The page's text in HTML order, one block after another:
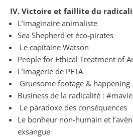
IV. Victoire et faillite du
L’imaginaire animaliste
Sea Shepherd et éco-pirates
Le capitaine Watson
People for Ethical Treatment of
L’imagerie de PETA
Gruesome footage & happening
Business de la radicalité :
Le paradoxe des conséquences
Le bonheur non-humain et
exsangue